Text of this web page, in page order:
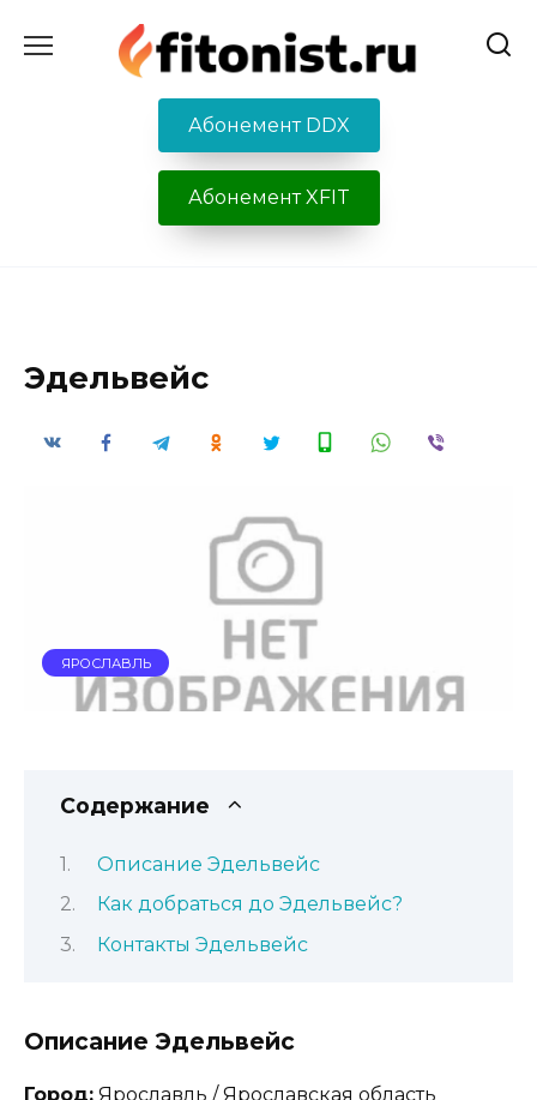
содержанию
Абонемент DDX
Абонемент XFIT
Эдельвейс
ЯРОСЛАВЛЬ
Содержание
Описание Эдельвейс
Как добраться до Эдельвейс?
Контакты Эдельвейс
Описание Эдельвейс
Город: Ярославль / Ярославская область